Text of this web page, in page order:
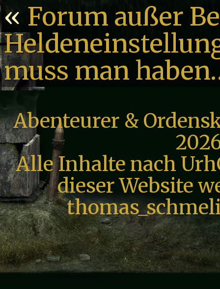
« Forum außer
muss man
Abenteurer &
Alle Inhalte nach
dieser Website